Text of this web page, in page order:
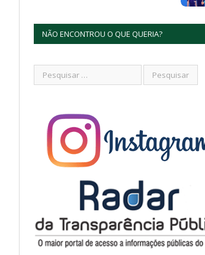
NÃO ENCONTROU O QUE QUERIA?